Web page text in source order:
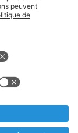
et TVA incl.
a été adoptée